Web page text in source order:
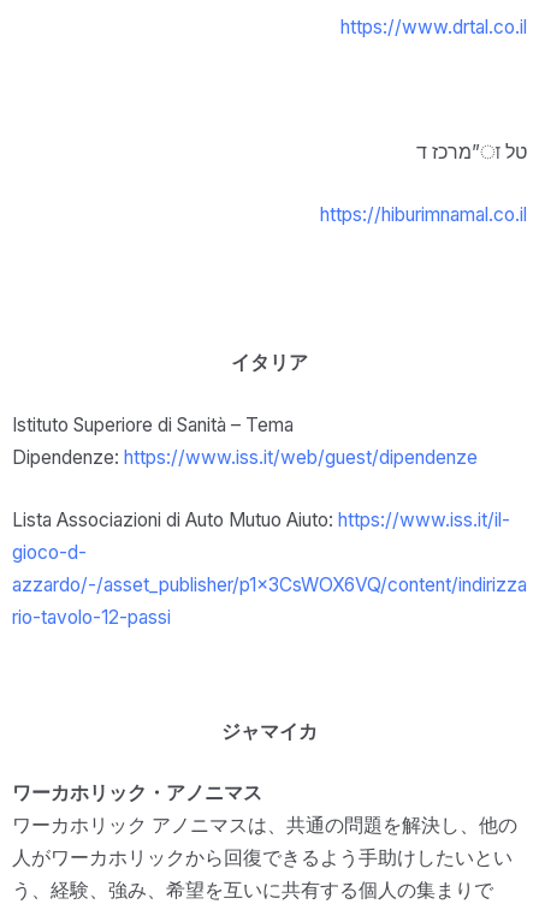
https://www.drtal.co.il
מרכז ד”ा טל
https://hiburimnamal.co.il
イタリア
Istituto Superiore di Sanità – Tema
Dipendenze: https://www.iss.it/web/guest/dipendenze
Lista Associazioni di Auto Mutuo Aiuto: https://www.iss.it/il-
gioco-d-
azzardo/-/asset_publisher/p1x3CsWOX6VQ/content/indirizza
rio-tavolo-12-passi
ジャマイカ
ワーカホリック・アノニマス
ワーカホリック アノニマスは、共通の問題を解決し、他の
人がワーカホリックから回復できるよう手助けしたいとい
う、経験、強み、希望を互いに共有する個人の集まりで